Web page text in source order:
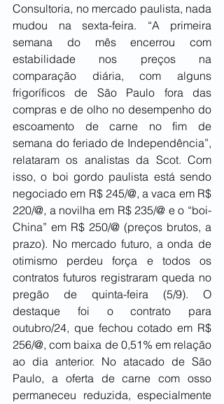
Consultoria, no mercado paulista, nada
mudou na sexta-feira. “A primeira
semana do mês encerrou com
estabilidade nos preços na
comparação diária, com alguns
frigoríficos de São Paulo fora das
compras e de olho no desempenho do
escoamento de carne no fim de
semana do feriado de Independência”,
relataram os analistas da Scot. Com
isso, o boi gordo paulista está sendo
negociado em R$ 245/@, a vaca em R$
220/@, a novilha em R$ 235/@ e o “boi-
China” em R$ 250/@ (preços brutos, a
prazo). No mercado futuro, a onda de
otimismo perdeu força e todos os
contratos futuros registraram queda no
pregão de quinta-feira (5/9). O
destaque foi o contrato para
outubro/24, que fechou cotado em R$
256/@, com baixa de 0,51% em relação
ao dia anterior. No atacado de São
Paulo, a oferta de carne com osso
permaneceu reduzida, especialmente